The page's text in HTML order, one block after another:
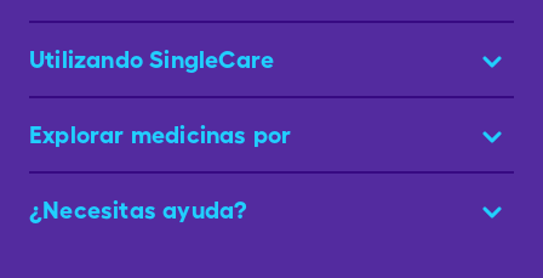
Utilizando SingleCare
Explorar medicinas por
¿Necesitas ayuda?